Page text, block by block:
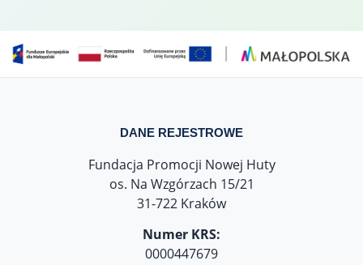
DANE REJESTROWE
Fundacja Promocji Nowej Huty
os. Na Wzgórzach 15/21
31-722 Kraków
Numer KRS:
0000447679